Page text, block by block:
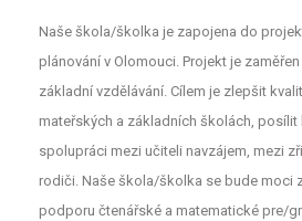
Naše škola/školka je zapojena do
plánování v Olomouci. Projekt je
základní vzdělávání. Cílem je zlepšit
mateřských a základních školách, posílit
spolupráci mezi učiteli navzájem, mezi
rodiči. Naše škola/školka se bude moci
podporu čtenářské a matematické pre/